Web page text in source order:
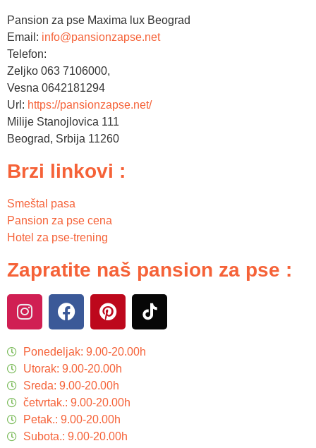
Pansion za pse Maxima lux Beograd
Email: info@pansionzapse.net
Telefon:
Zeljko 063 7106000,
Vesna 0642181294
Url: https://pansionzapse.net/
Milije Stanojlovica 111
Beograd, Srbija 11260
Brzi linkovi :
Smeštal pasa
Pansion za pse cena
Hotel za pse-trening
Zapratite naš pansion za pse :
Ponedeljak: 9.00-20.00h
Utorak: 9.00-20.00h
Sreda: 9.00-20.00h
četvrtak.: 9.00-20.00h
Petak.: 9.00-20.00h
Subota.: 9.00-20.00h